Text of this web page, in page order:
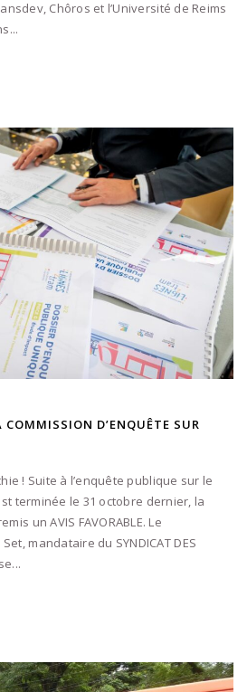
Chôros et l’Université de Reims
COMMISSION D’ENQUÊTE SUR
! Suite à l’enquête publique sur le
terminée le 31 octobre dernier, la
un AVIS FAVORABLE. Le
mandataire du SYNDICAT DES